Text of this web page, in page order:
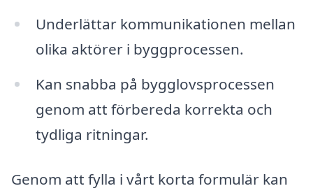
Underlättar kommunikationen mellan
olika aktörer i byggprocessen.
Kan snabba på bygglovsprocessen
genom att förbereda korrekta och
tydliga ritningar.
Genom att fylla i vårt korta formulär kan